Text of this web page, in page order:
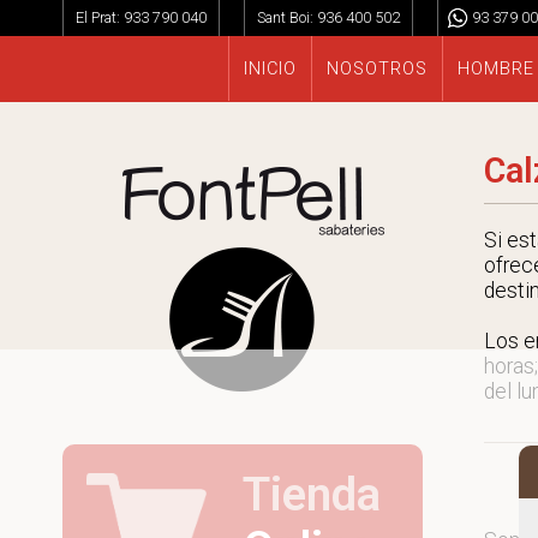
El Prat: 933 790 040 Sant Boi: 936 400 502 93 379
INICIO NOSOTROS HOMBRE
Tienda
Si
Los
del